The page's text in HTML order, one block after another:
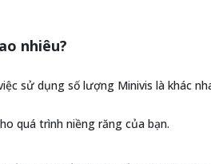
nhiêu?
sử dụng số lượng Minivis là khác
quá trình niềng răng của bạn.